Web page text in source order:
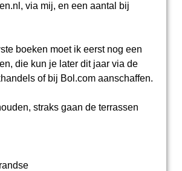
via mij, en een aantal bij
boeken moet ik eerst nog een
die kun je later dit jaar via de
of bij Bol.com aanschaffen.
straks gaan de terrassen